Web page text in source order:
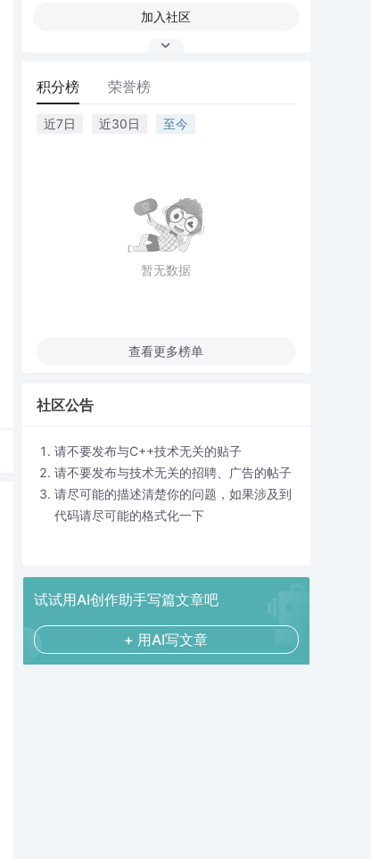
加入社区
积分榜 荣誉榜
近7日 近30日 至今
暂无数据
查看更多榜单
社区公告
请不要发布与C++技术无关的贴子
请不要发布与技术无关的招聘、广告的帖子
请尽可能的描述清楚你的问题，如果涉及到
代码请尽可能的格式化一下
试试用AI创作助手写篇文章吧
+ 用AI写文章